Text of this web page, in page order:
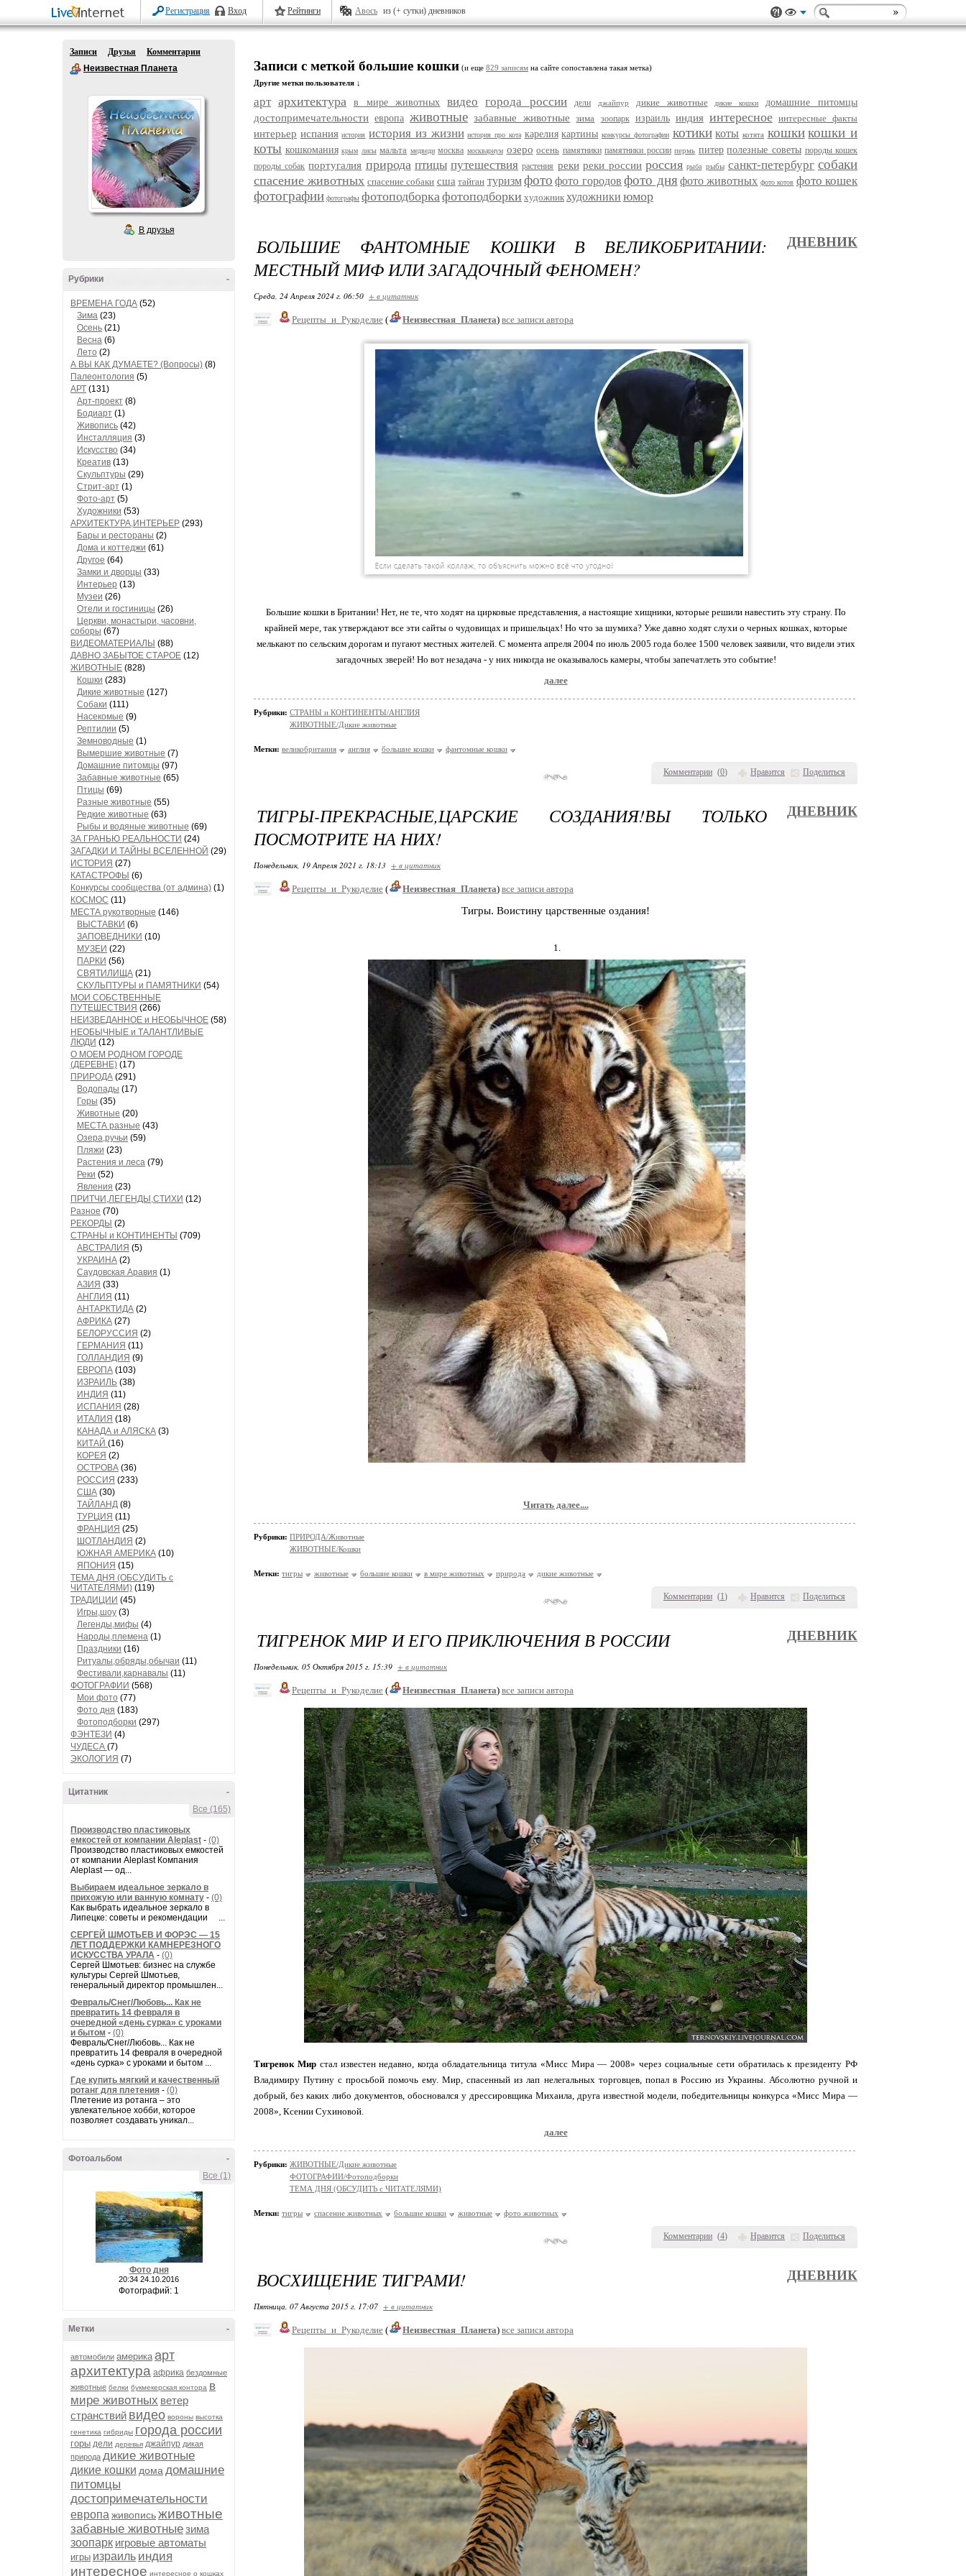
Регистрация Вход Рейтинги Авось из (+ сутки) дневников
Записи Друзья
Комментарии
Неизвестная Планета
В друзья
-
Рубрики
ВРЕМЕНА ГОДА (52)
Зима (23)
Осень (21)
Весна (6)
Лето (2)
А ВЫ КАК ДУМАЕТЕ? (Вопросы) (8)
Палеонтология (5)
АРТ (131)
Арт-проект (8)
Бодиарт (1)
Живопись (42)
Инсталляция (3)
Искусство (34)
Креатив (13)
Скульптуры (29)
Стрит-арт (1)
Фото-арт (5)
Художники (53)
АРХИТЕКТУРА,ИНТЕРЬЕР (293)
Бары и рестораны (2)
Дома и коттеджи (61)
Другое (64)
Замки и дворцы (33)
Интерьер (13)
Музеи (26)
Отели и гостиницы (26)
Церкви, монастыри, часовни,
соборы (67)
ВИДЕОМАТЕРИАЛЫ (88)
ДАВНО ЗАБЫТОЕ СТАРОЕ (12)
ЖИВОТНЫЕ (828)
Кошки (283)
Дикие животные (127)
Собаки (111)
Насекомые (9)
Рептилии (5)
Земноводные (1)
Вымершие животные (7)
Домашние питомцы (97)
Забавные животные (65)
Птицы (69)
Разные животные (55)
Редкие животные (63)
Рыбы и водяные животные (69)
ЗА ГРАНЬЮ РЕАЛЬНОСТИ (24)
ЗАГАДКИ И ТАЙНЫ ВСЕЛЕННОЙ (29)
ИСТОРИЯ (27)
КАТАСТРОФЫ (6)
Конкурсы сообщества (от админа) (1)
КОСМОС (11)
МЕСТА рукотворные (146)
ВЫСТАВКИ (6)
ЗАПОВЕДНИКИ (10)
МУЗЕИ (22)
ПАРКИ (56)
СВЯТИЛИЩА (21)
СКУЛЬПТУРЫ и ПАМЯТНИКИ (54)
МОИ СОБСТВЕННЫЕ
ПУТЕШЕСТВИЯ (266)
НЕИЗВЕДАННОЕ и НЕОБЫЧНОЕ (58)
НЕОБЫЧНЫЕ и ТАЛАНТЛИВЫЕ
ЛЮДИ (12)
О МОЕМ РОДНОМ ГОРОДЕ
(ДЕРЕВНЕ) (17)
ПРИРОДА (291)
Водопады (17)
Горы (35)
Животные (20)
МЕСТА разные (43)
Озера,ручьи (59)
Пляжи (23)
Растения и леса (79)
Реки (52)
Явления (23)
ПРИТЧИ,ЛЕГЕНДЫ,СТИХИ (12)
Разное (70)
РЕКОРДЫ (2)
СТРАНЫ и КОНТИНЕНТЫ (709)
АВСТРАЛИЯ (5)
УКРАИНА (2)
Саудовская Аравия (1)
АЗИЯ (33)
АНГЛИЯ (11)
АНТАРКТИДА (2)
АФРИКА (27)
БЕЛОРУССИЯ (2)
ГЕРМАНИЯ (11)
ГОЛЛАНДИЯ (9)
ЕВРОПА (103)
ИЗРАИЛЬ (38)
ИНДИЯ (11)
ИСПАНИЯ (28)
ИТАЛИЯ (18)
КАНАДА и АЛЯСКА (3)
КИТАЙ (16)
КОРЕЯ (2)
ОСТРОВА (36)
РОССИЯ (233)
США (30)
ТАЙЛАНД (8)
ТУРЦИЯ (11)
ФРАНЦИЯ (25)
ШОТЛАНДИЯ (2)
ЮЖНАЯ АМЕРИКА (10)
ЯПОНИЯ (15)
ТЕМА ДНЯ (ОБСУДИТЬ с
ЧИТАТЕЛЯМИ) (119)
ТРАДИЦИИ (45)
Игры,шоу (3)
Легенды,мифы (4)
Народы,племена (1)
Праздники (16)
Ритуалы,обряды,обычаи (11)
Фестивали,карнавалы (11)
ФОТОГРАФИИ (568)
Мои фото (77)
Фото дня (183)
Фотоподборки (297)
ФЭНТЕЗИ (4)
ЧУДЕСА (7)
ЭКОЛОГИЯ (7)
-
Цитатник
Все (165)
Производство пластиковых
емкостей от компании Aleplast - (0)
Производство пластиковых емкостей
от компании Aleplast Компания
Aleplast — од...
Выбираем идеальное зеркало в
прихожую или ванную комнату - (0)
Как выбрать идеальное зеркало в
Липецке: советы и рекомендации ...
СЕРГЕЙ ШМОТЬЕВ И ФОРЭС — 15
ЛЕТ ПОДДЕРЖКИ КАМНЕРЕЗНОГО
ИСКУССТВА УРАЛА - (0)
Сергей Шмотьев: бизнес на службе
культуры Сергей Шмотьев,
генеральный директор промышлен...
Февраль/Снег/Любовь... Как не
превратить 14 февраля в
очередной «день сурка» с уроками
и бытом - (0)
Февраль/Снег/Любовь... Как не
превратить 14 февраля в очередной
«день сурка» с уроками и бытом ...
Где купить мягкий и качественный
ротанг для плетения - (0)
Плетение из ротанга – это
увлекательное хобби, которое
позволяет создавать уникал...
-
Фотоальбом
Все (1)
Фото дня
20:34 24.10.2016
Фотографий: 1
-
Метки
автомобили америка арт
архитектура африка бездомные
животные белки букмекерская контора в
мире животных ветер
странствий видео вороны высотка
генетика гибриды города россии
горы дели деревья джайпур дикая
природа дикие животные
дикие кошки дома домашние
питомцы
достопримечательности
европа живописьживотные
забавные животныезима
зоопарк игровые автоматы
игры израиль индия
интересное интересное о кошках
Записи с меткой большие кошки (и еще 829 записям на сайте сопоставлена такая метка)
Другие метки пользователя ↓
арт архитектура в мире животных видео города россии дели джайпур дикие животные дикие кошки домашние питомцы
достопримечательности европа животные забавные животные зима зоопарк израиль индия интересное интересные факты
интерьер испания история история из жизни история про кота карелия картины конкурсы фотографии котики коты котята кошки кошки и
коты кошкомания крым лисы мальта медведи москва москвариум озеро осень памятники памятники россии пермь питер полезные советы породы кошек
породы собак португалия природа птицы путешествия растения реки реки россии россия рыба рыбы санкт-петербург собаки
спасение животных спасение собаки сша тайган туризм фото фото городов фото дня фото животных фото котов фото кошек
фотографии фотографы фотоподборкафотоподборки художник художники юмор
Комментарии (0) Нравится Поделиться
БОЛЬШИЕ ФАНТОМНЫЕ КОШКИ В ВЕЛИКОБРИТАНИИ:
МЕСТНЫЙ МИФ ИЛИ ЗАГАДОЧНЫЙ ФЕНОМЕН?
ДНЕВНИК
Среда, 24 Апреля 2024 г. 06:50 + в цитатник
Рецепты_и_Рукоделие ( Неизвестная_Планета) все записи автора
Большие кошки в Британии! Нет, не те, что ходят на цирковые представления, а настоящие хищники, которые решили навестить эту страну. По
крайней мере, так утверждают все эти сайты о чудовищах и пришельцах! Но что за шумиха? Уже давно ходят слухи о черных кошках, которые
мелькают по сельским дорогам и пугают местных жителей. С момента апреля 2004 по июль 2005 года более 1500 человек заявили, что видели этих
загадочных зверей! Но вот незадача - у них никогда не оказывалось камеры, чтобы запечатлеть это событие!
далее
Рубрики: СТРАНЫ и КОНТИНЕНТЫ/АНГЛИЯ
ЖИВОТНЫЕ/Дикие животные
Метки: великобритания англия большие кошки фантомные кошки
Комментарии (1) Нравится Поделиться
ТИГРЫ-ПРЕКРАСНЫЕ,ЦАРСКИЕ СОЗДАНИЯ!ВЫ ТОЛЬКО
ПОСМОТРИТЕ НА НИХ!
ДНЕВНИК
Понедельник, 19 Апреля 2021 г. 18:13 + в цитатник
Рецепты_и_Рукоделие ( Неизвестная_Планета) все записи автора
Тигры. Воистину царствeнные оздания!
1.
Читать далее....
Рубрики: ПРИРОДА/Животные
ЖИВОТНЫЕ/Кошки
Метки: тигры животные большие кошки в мире животных природа дикие животные
Комментарии (4) Нравится Поделиться
ТИГРЕНОК МИР И ЕГО ПРИКЛЮЧЕНИЯ В РОССИИ ДНЕВНИК
Понедельник, 05 Октября 2015 г. 15:39 + в цитатник
Рецепты_и_Рукоделие ( Неизвестная_Планета) все записи автора
Тигренок Мир стал известен недавно, когда обладательница титула «Мисс Мира — 2008» через социальные сети обратилась к президенту РФ
Владимиру Путину с просьбой помочь ему. Мир, спасенный из лап нелегальных торговцев, попал в Россию из Украины. Абсолютно ручной и
добрый, без каких либо документов, обосновался у дрессировщика Михаила, друга известной модели, победительницы конкурса «Мисс Мира —
2008», Ксении Сухиновой.
далее
Рубрики: ЖИВОТНЫЕ/Дикие животные
ФОТОГРАФИИ/Фотоподборки
ТЕМА ДНЯ (ОБСУДИТЬ с ЧИТАТЕЛЯМИ)
Метки: тигры спасение животных большие кошки животные фото животных
ВОСХИЩЕНИЕ ТИГРАМИ! ДНЕВНИК
Пятница, 07 Августа 2015 г. 17:07 + в цитатник
Рецепты_и_Рукоделие ( Неизвестная_Планета) все записи автора